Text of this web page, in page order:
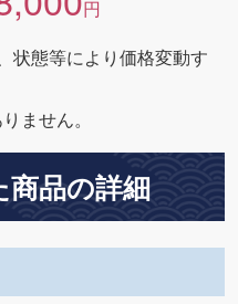
円
状態等により価格変動す
ません。
品の詳細